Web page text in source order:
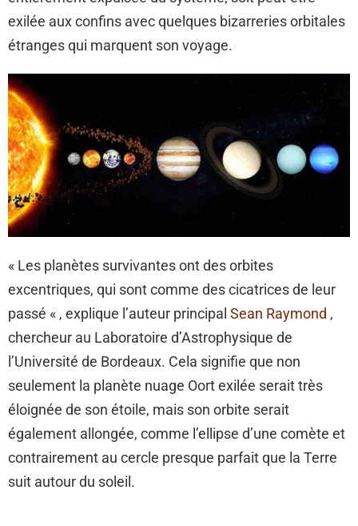
exilée aux confins avec quelques bizarreries orbitales
étranges qui marquent son voyage.
« Les planètes survivantes ont des orbites
excentriques, qui sont comme des cicatrices de leur
passé « , explique l’auteur principal Sean Raymond ,
chercheur au Laboratoire d’Astrophysique de
l’Université de Bordeaux. Cela signifie que non
seulement la planète nuage Oort exilée serait très
éloignée de son étoile, mais son orbite serait
également allongée, comme l’ellipse d’une comète et
contrairement au cercle presque parfait que la Terre
suit autour du soleil.